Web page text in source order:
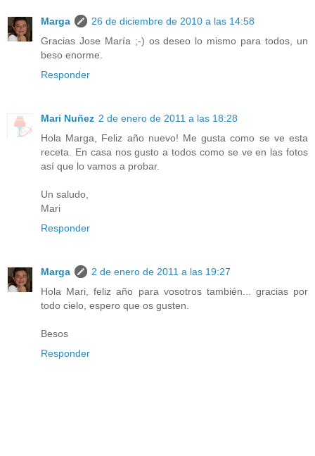
Marga
26 de diciembre de 2010 a las 14:58
Gracias Jose María ;-) os deseo lo mismo para todos, un
beso enorme.
Responder
Mari Nuñez 2 de enero de 2011 a las 18:28
Hola Marga, Feliz año nuevo! Me gusta como se ve esta
receta. En casa nos gusto a todos como se ve en las fotos
así que lo vamos a probar.
Un saludo,
Mari
Responder
Marga
2 de enero de 2011 a las 19:27
Hola Mari, feliz año para vosotros también... gracias por
todo cielo, espero que os gusten.
Besos
Responder